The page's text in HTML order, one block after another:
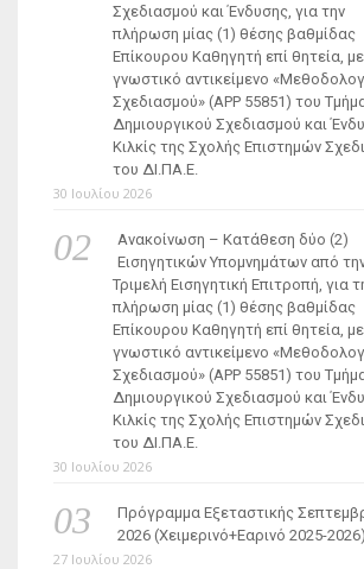
Σχεδιασμού και Ένδυσης, για την
πλήρωση μίας (1) θέσης βαθμίδας
Επίκουρου Καθηγητή επί θητεία, με
γνωστικό αντικείμενο
Σχεδιασμού» (ΑΡΡ 55851) του
Δημιουργικού Σχεδιασμού και
Κιλκίς της Σχολής Επιστημών
του ΔΙ.ΠΑ.Ε.
30 Ιουλίου 2026
Ανακοίνωση – Κατάθεση δύο (2)
Εισηγητικών Υπομνημάτων από
Τριμελή Εισηγητική Επιτροπή, για
πλήρωση μίας (1) θέσης βαθμίδας
Επίκουρου Καθηγητή επί θητεία, με
γνωστικό αντικείμενο
Σχεδιασμού» (ΑΡΡ 55851) του
Δημιουργικού Σχεδιασμού και
Κιλκίς της Σχολής Επιστημών
του ΔΙ.ΠΑ.Ε.
30 Ιουλίου 2026
Πρόγραμμα Εξεταστικής
2026 (Χειμερινό+Εαρινό 2025-2026)
27 Ιουλίου 2026